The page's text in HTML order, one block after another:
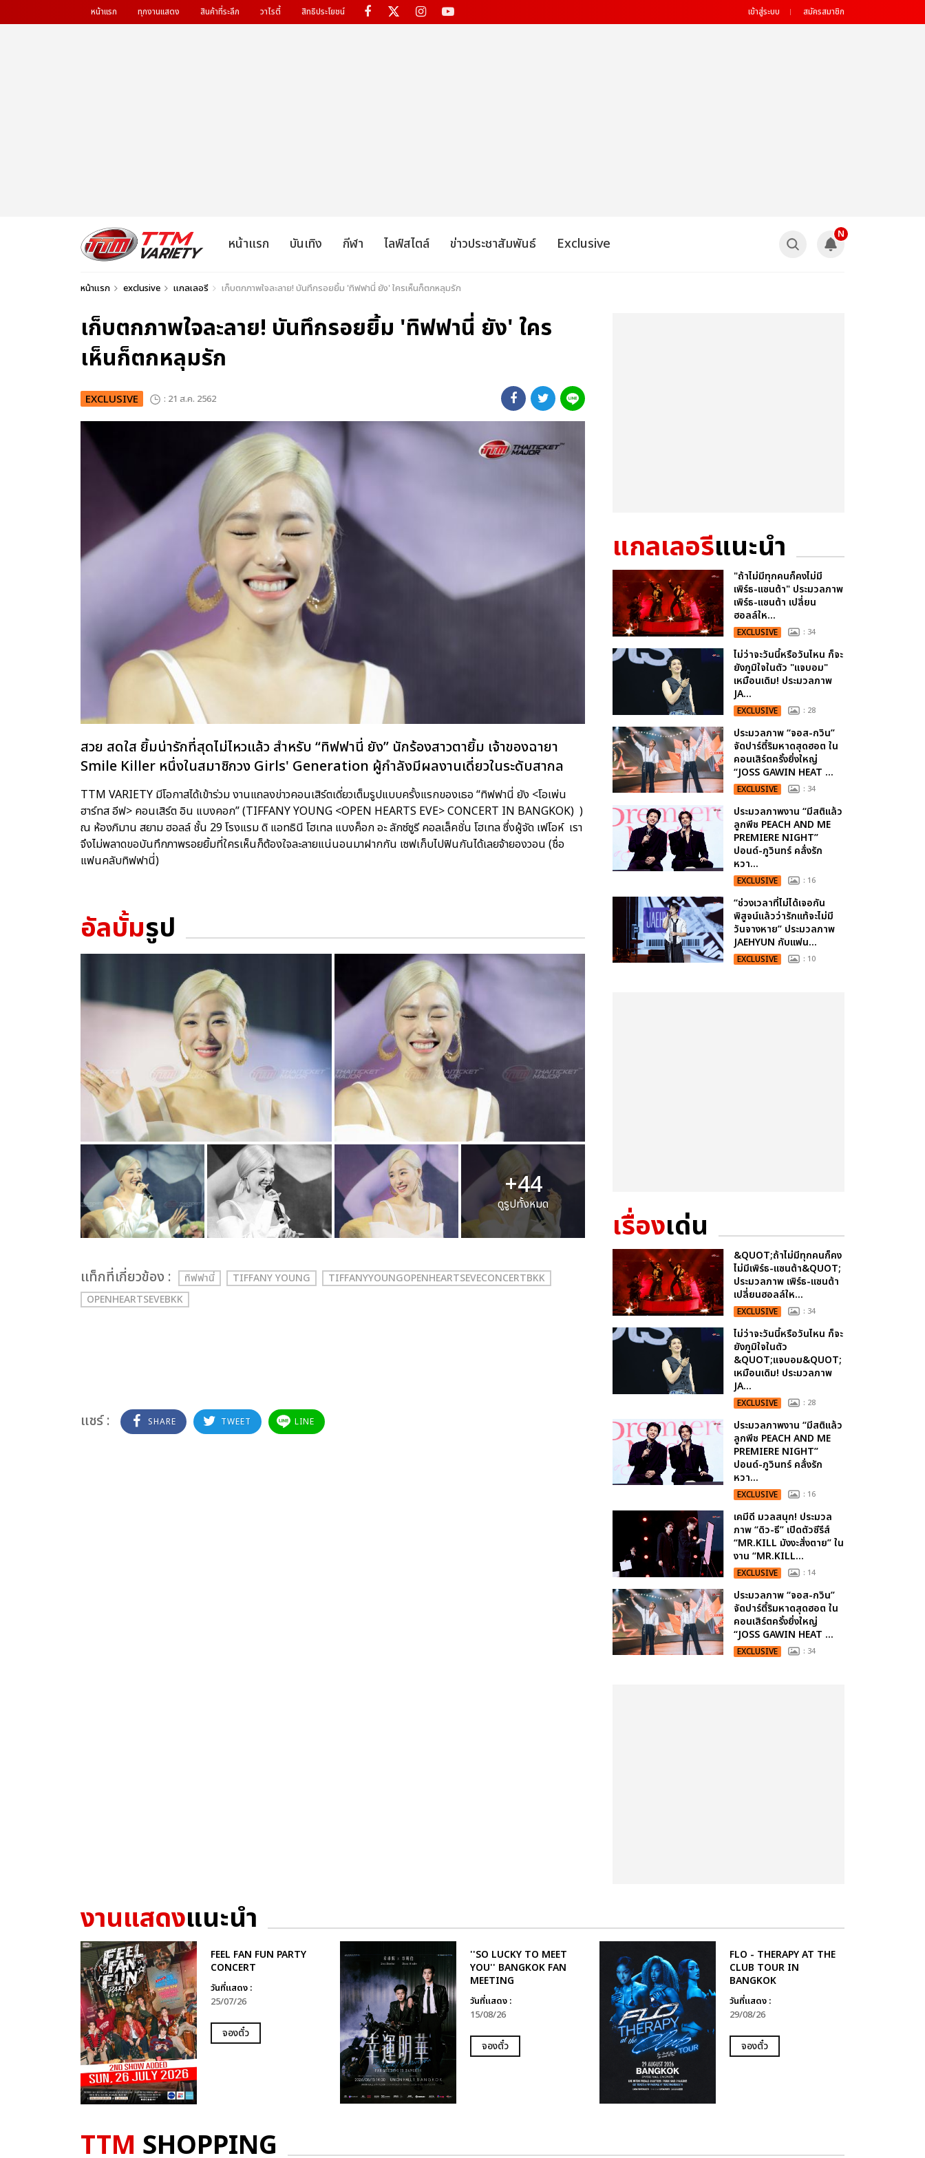
หน้าแรก ทุกงานแสดง สินค้าที่ระลึก วาไรตี้ สิทธิประโยชน์ เข้าสู่ระบบ สมัครสมาชิก
หน้าแรก บันเทิง กีฬา ไลฟ์สไตล์ ข่าวประชาสัมพันธ์ Exclusive
N
หน้าแรก exclusive แกลเลอรี เก็บตกภาพใจละลาย! บันทึกรอยยิ้ม 'ทิฟฟานี่ ยัง' ใครเห็นก็ตกหลุมรัก
เก็บตกภาพใจละลาย! บันทึกรอยยิ้ม 'ทิฟฟานี่ ยัง' ใคร
เห็นก็ตกหลุมรัก
EXCLUSIVE : 21 ส.ค. 2562
สวย สดใส ยิ้มน่ารักที่สุดไม่ไหวแล้ว สำหรับ “ทิฟฟานี่ ยัง” นักร้องสาวตายิ้ม เจ้าของฉายา
Smile Killer หนึ่งในสมาชิกวง Girls' Generation ผู้กำลังมีผลงานเดี่ยวในระดับสากล
TTM VARIETY มีโอกาสได้เข้าร่วม งานแถลงข่าวคอนเสิร์ตเดี่ยวเต็มรูปแบบครั้งแรกของเธอ “ทิฟฟานี่ ยัง <โอเพ่น
ฮาร์ทส อีฟ> คอนเสิร์ต อิน แบงคอก” (TIFFANY YOUNG <OPEN HEARTS EVE> CONCERT IN BANGKOK) )
ณ ห้องภิมาน สยาม ฮอลล์ ชั้น 29 โรงแรม ดิ แอทธินี โฮเทล แบงค็อก อะ ลักซ์ซูรี คอลเล็คชั่น โฮเทล ซึ่งผู้จัด เฟโอห์ เรา
จึงไม่พลาดขอบันทึกภาพรอยยิ้มที่ใครเห็นก็ต้องใจละลายแน่นอนมาฝากกัน เซฟเก็บไปฟินกันได้เลยจ้ายองวอน (ชื่อ
แฟนคลับทิฟฟานี่)
อัลบั้มรูป
+44
ดูรูปทั้งหมด
เเท็กที่เกี่ยวข้อง : ทิฟฟานี่ TIFFANY YOUNG
TIFFANYYOUNGOPENHEARTSEVECONCERTBKK
OPENHEARTSEVEBKK
แชร์ : SHARE TWEET LINE
แกลเลอรีแนะนำ
"ถ้าไม่มีทุกคนก็คงไม่มี
เพิร์ธ-แซนต้า" ประมวลภาพ
เพิร์ธ-แซนต้า เปลี่ยน
ฮอลล์ให...
EXCLUSIVE : 34
ไม่ว่าจะวันนี้หรือวันไหน ก็จะ
ยังภูมิใจในตัว "แจบอม"
เหมือนเดิม! ประมวลภาพ
JA...
EXCLUSIVE : 28
ประมวลภาพ “จอส-กวิน”
จัดปาร์ตี้ริมหาดสุดฮอต ใน
คอนเสิร์ตครั้งยิ่งใหญ่
“JOSS GAWIN HEAT ...
EXCLUSIVE : 34
ประมวลภาพงาน “มีสติแล้ว
ลูกพีช PEACH AND ME
PREMIERE NIGHT”
ปอนด์-ภูวินทร์ คลั่งรัก
หวา...
EXCLUSIVE : 16
“ช่วงเวลาที่ไม่ได้เจอกัน
พิสูจน์แล้วว่ารักแท้จะไม่มี
วันจางหาย” ประมวลภาพ
JAEHYUN กับแฟน...
EXCLUSIVE : 10
เรื่องเด่น
&QUOT;ถ้าไม่มีทุกคนก็คง
ไม่มีเพิร์ธ-แซนต้า&QUOT;
ประมวลภาพ เพิร์ธ-แซนต้า
เปลี่ยนฮอลล์ให...
EXCLUSIVE : 34
ไม่ว่าจะวันนี้หรือวันไหน ก็จะ
ยังภูมิใจในตัว
&QUOT;แจบอม&QUOT;
เหมือนเดิม! ประมวลภาพ
JA...
EXCLUSIVE : 28
ประมวลภาพงาน “มีสติแล้ว
ลูกพีช PEACH AND ME
PREMIERE NIGHT”
ปอนด์-ภูวินทร์ คลั่งรัก
หวา...
EXCLUSIVE : 16
เคมีดี มวลสนุก! ประมวล
ภาพ “ดิว-ธี” เปิดตัวซีรีส์
“MR.KILL มังงะสั่งตาย” ใน
งาน “MR.KILL...
EXCLUSIVE : 14
ประมวลภาพ “จอส-กวิน”
จัดปาร์ตี้ริมหาดสุดฮอต ใน
คอนเสิร์ตครั้งยิ่งใหญ่
“JOSS GAWIN HEAT ...
EXCLUSIVE : 34
งานแสดงแนะนำ
FEEL FAN FUN PARTY
CONCERT
วันที่แสดง :
25/07/26
จองตั๋ว
''SO LUCKY TO MEET
YOU'' BANGKOK FAN
MEETING
วันที่แสดง :
15/08/26
จองตั๋ว
FLO - THERAPY AT THE
CLUB TOUR IN
BANGKOK
วันที่แสดง :
29/08/26
จองตั๋ว
TTM SHOPPING